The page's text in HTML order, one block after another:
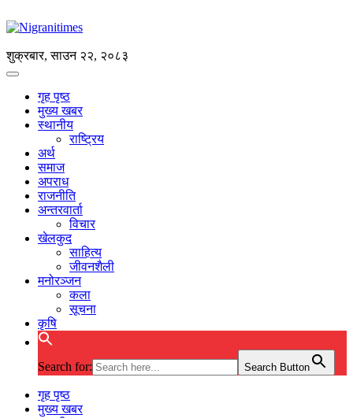
शुक्रबार, साउन २२, २०८३
गृह पृष्ठ
मुख्य खबर
स्थानीय
राष्ट्रिय
अर्थ
समाज
अपराध
राजनीति
अन्तरवार्ता
विचार
खेलकुद
साहित्य
जीवनशैली
मनोरञ्जन
कला
सूचना
कृषि
Search for: Search Button
गृह पृष्ठ
मुख्य खबर